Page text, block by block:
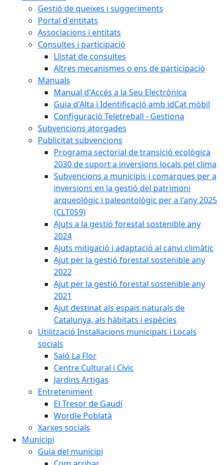
Gestió de queixes i suggeriments
Portal d'entitats
Associacions i entitats
Consultes i participació
Llistat de consultes
Altres mecanismes o ens de participació
Manuals
Manual d'Accés a la Seu Electrònica
Guia d'Alta i Identificació amb idCat mòbil
Configuració Teletreball - Gestiona
Subvencions atorgades
Publicitat subvencions
Programa sectorial de transició ecològica
2030 de suport a inversions locals pel clima
Subvencions a municipis i comarques per a
inversions en la gestió del patrimoni
arqueològic i paleontològic per a l'any 2025
(CLT059)
Ajuts a la gestió forestal sostenible any
2024
Ajuts mitigació i adaptació al canvi climàtic
Ajut per la gestió forestal sostenible any
2022
Ajut per la gestió forestal sostenible any
2021
Ajut destinat als espais naturals de
Catalunya, als hàbitats i espècies
Utilització Instal·lacions municipals i Locals
socials
Saló La Flor
Centre Cultural i Cívic
Jardins Artigas
Entreteniment
El Tresor de Gaudí
Wordle Poblatà
Xarxes socials
Municipi
Guia del municipi